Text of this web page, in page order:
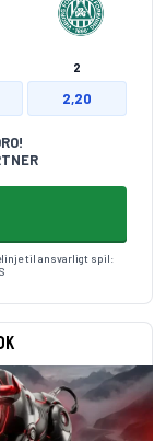
2
2,20
til ansvarligt spil: